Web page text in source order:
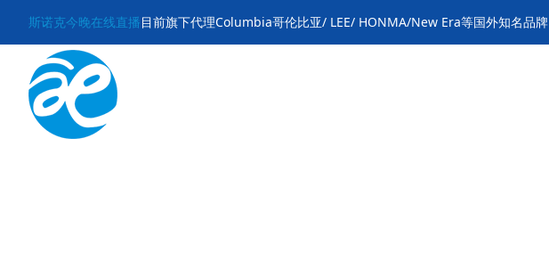
斯诺克今晚在线直播目前旗下代理Columbia哥伦比亚/ LEE/ HONMA/New Era等国外知名品牌